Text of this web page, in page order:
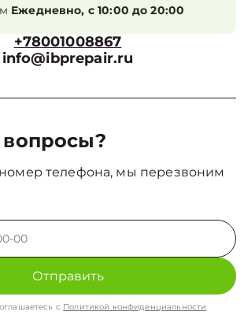
Ежедневно, с 10:00 до 20:00
+78001008867
info@ibprepair.ru
номер телефона, мы перезвоним
Отправить
с Политикой конфиденциальности